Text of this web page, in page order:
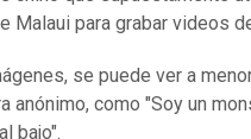
Malaui para grabar videos
se puede ver a
anónimo, como "Soy un
bajo".